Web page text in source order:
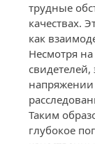
трудные
качествах.
как
Несмотря
напряжении
Таким
глубокое